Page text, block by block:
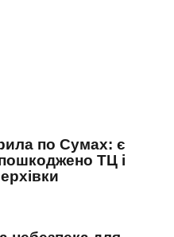
по Сумах: є
ТЦ і